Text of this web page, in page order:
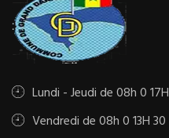
Lundi - Jeudi de 08h 0 17H
Vendredi de 08h 0 13H 30